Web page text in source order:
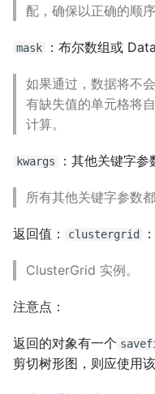
配，确保以正确的顺序
mask ：布尔数组或
如果通过，数据将不
有缺失值的单元格将
计算。
kwargs ：其他关键字参
所有其他关键字参数
返回值： clustergrid
ClusterGrid 实例。
注意点：
返回的对象有一个
剪切树形图，则应使用该